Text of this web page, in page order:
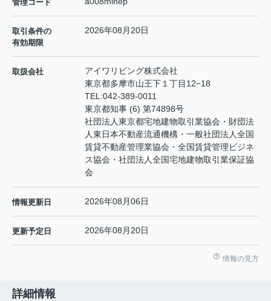
管理コード
取引条件の
有効期限
2026年08月20日
取扱会社
アイワリビング株式会社
東京都多摩市山王下１丁目12−18
TEL:042-389-0011
東京都知事 (6) 第74898号
社団法人東京都宅地建物取引業協会・財団法
人東日本不動産流通機構・一般社団法人全国
賃貸不動産管理業協会・全国賃貸管理ビジネ
ス協会・社団法人全国宅地建物取引業保証協
会
情報更新日 2026年08月06日
更新予定日 2026年08月20日
情報の見方
詳細情報